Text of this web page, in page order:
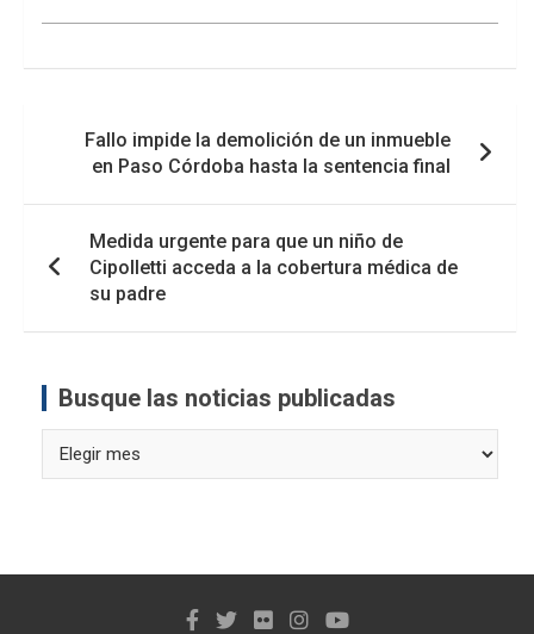
entradas
Fallo impide la demolición de un inmueble
en Paso Córdoba hasta la sentencia final
Medida urgente para que un niño de
Cipolletti acceda a la cobertura médica de
su padre
Busque las noticias publicadas
las